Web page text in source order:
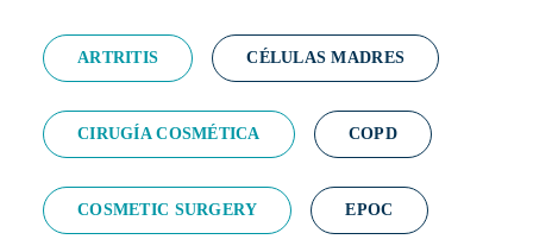
ARTRITIS CÉLULAS MADRES
CIRUGÍA COSMÉTICA COPD
COSMETIC SURGERY EPOC